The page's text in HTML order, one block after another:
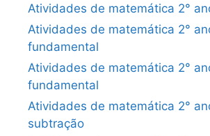
Atividades de matemática 2°
Atividades de matemática 2°
fundamental
Atividades de matemática 2°
fundamental
Atividades de matemática 2°
subtração